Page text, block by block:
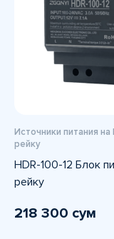
Источники питания на
рейку
HDR-100-12 Блок
рейку
218 300 сум